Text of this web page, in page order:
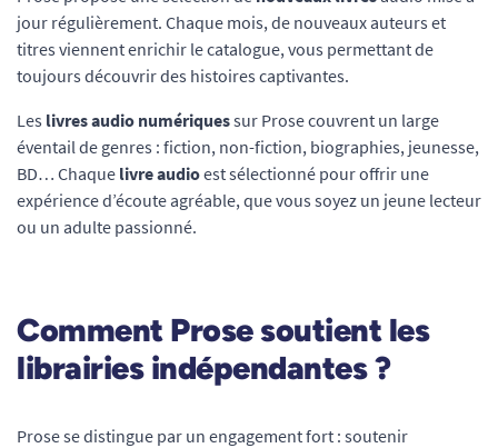
jour régulièrement. Chaque mois, de nouveaux auteurs et
titres viennent enrichir le catalogue, vous permettant de
toujours découvrir des histoires captivantes.
Les livres audio numériquessur Prose couvrent un large
éventail de genres : fiction, non-fiction, biographies, jeunesse,
BD… Chaque livre audioest sélectionné pour offrir une
expérience d’écoute agréable, que vous soyez un jeune lecteur
ou un adulte passionné.
Comment Prose soutient les
librairies indépendantes ?
Prose se distingue par un engagement fort : soutenir